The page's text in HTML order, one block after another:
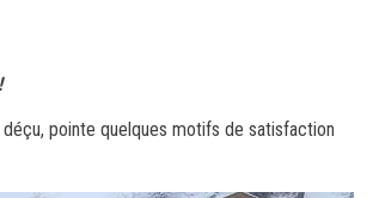
pointe quelques motifs de satisfaction